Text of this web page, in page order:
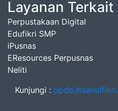
Layanan Terkait
Perpustakaan Digital
Edufikri SMP
iPusnas
EResources Perpusnas
Neliti
Kunjungi :